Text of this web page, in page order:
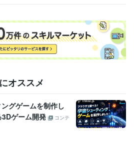
オススメ
グゲームを制作し
ゲーム開発
コンテ